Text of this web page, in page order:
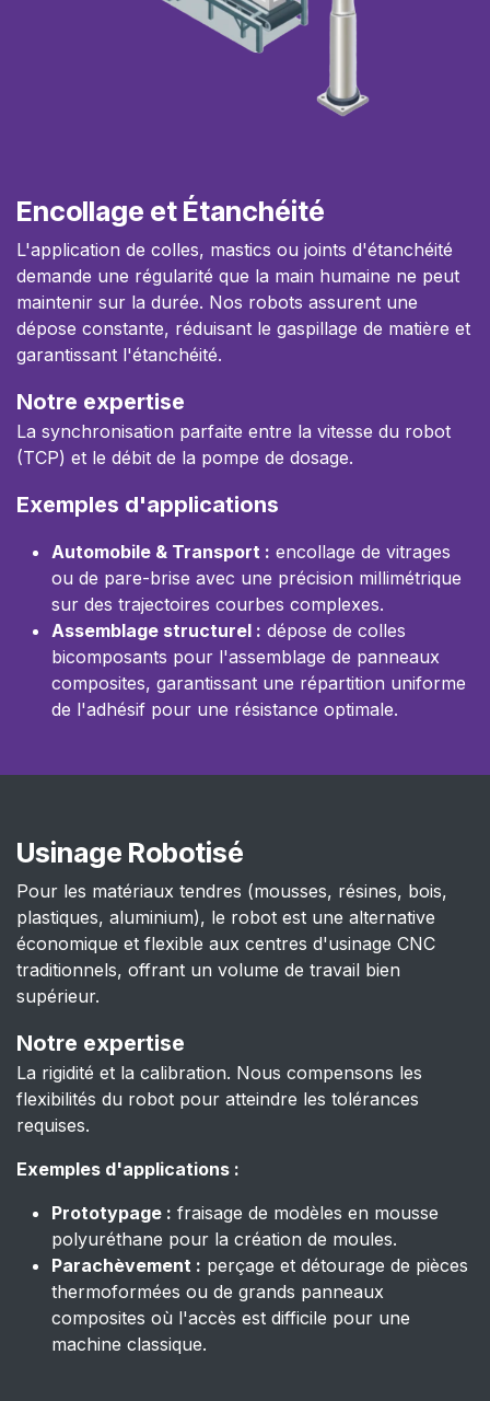
Encollage et Étanchéité
L'application de colles, mastics ou joints d'étanchéité
demande une régularité que la main humaine ne peut
maintenir sur la durée. Nos robots assurent une
dépose constante, réduisant le gaspillage de matière et
garantissant l'étanchéité.
Notre expertise
La synchronisation parfaite entre la vitesse du robot
(TCP) et le débit de la pompe de dosage.
Exemples d'applications
Automobile & Transport : encollage de vitrages
ou de pare-brise avec une précision millimétrique
sur des trajectoires courbes complexes.
Assemblage structurel : dépose de colles
bicomposants pour l'assemblage de panneaux
composites, garantissant une répartition uniforme
de l'adhésif pour une résistance optimale.
Usinage Robotisé
Pour les matériaux tendres (mousses, résines, bois,
plastiques, aluminium), le robot est une alternative
économique et flexible aux centres d'usinage CNC
traditionnels, offrant un volume de travail bien
supérieur.
Notre expertise
La rigidité et la calibration. Nous compensons les
flexibilités du robot pour atteindre les tolérances
requises.
Exemples d'applications :
Prototypage : fraisage de modèles en mousse
polyuréthane pour la création de moules.
Parachèvement : perçage et détourage de pièces
thermoformées ou de grands panneaux
composites où l'accès est difficile pour une
machine classique.